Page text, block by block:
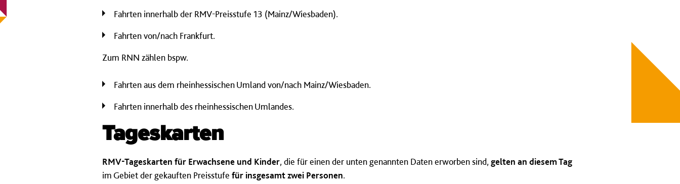
Fahrten innerhalb der RMV-Preisstufe 13 (Mainz/Wiesbaden).
Fahrten von/nach Frankfurt.
Zum RNN zählen bspw.
Fahrten aus dem rheinhessischen Umland von/nach Mainz/Wiesbaden.
Fahrten innerhalb des rheinhessischen Umlandes.
Tageskarten
RMV-Tageskarten für Erwachsene und Kinder, die für einen der unten genannten Daten erworben sind, gelten an diesem Tag
im Gebiet der gekauften Preisstufe für insgesamt zwei Personen.